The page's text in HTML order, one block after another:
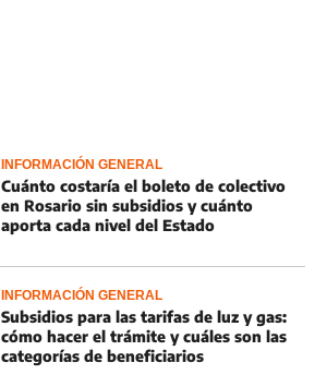
INFORMACIÓN GENERAL
Cuánto costaría el boleto de colectivo
en Rosario sin subsidios y cuánto
aporta cada nivel del Estado
INFORMACIÓN GENERAL
Subsidios para las tarifas de luz y gas:
cómo hacer el trámite y cuáles son las
categorías de beneficiarios